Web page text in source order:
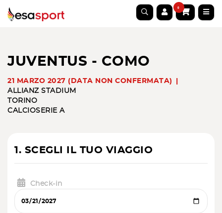
0
JUVENTUS - COMO
21 MARZO 2027 (DATA NON CONFERMATA)
ALLIANZ STADIUM
TORINO
CALCIOSERIE A
1. SCEGLI IL TUO VIAGGIO
Check-in